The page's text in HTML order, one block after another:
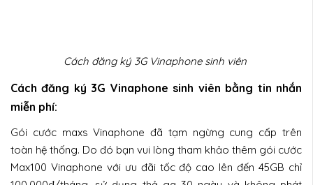
Cách đăng ký 3G Vinaphone sinh viên
Cách đăng ký 3G Vinaphone sinh viên bằng tin nhắn
miễn phí:
Gói cước maxs Vinaphone đã tạm ngừng cung cấp trên
toàn hệ thống. Do đó bạn vui lòng tham khảo thêm gói cước
Max100 Vinaphone với ưu đãi tốc độ cao lên đến 45GB chỉ